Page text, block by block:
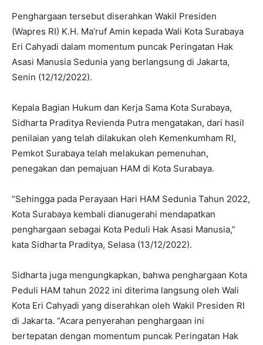
Penghargaan tersebut diserahkan Wakil Presiden
(Wapres RI) K.H. Ma’ruf Amin kepada Wali Kota Surabaya
Eri Cahyadi dalam momentum puncak Peringatan Hak
Asasi Manusia Sedunia yang berlangsung di Jakarta,
Senin (12/12/2022).
Kepala Bagian Hukum dan Kerja Sama Kota Surabaya,
Sidharta Praditya Revienda Putra mengatakan, dari hasil
penilaian yang telah dilakukan oleh Kemenkumham RI,
Pemkot Surabaya telah melakukan pemenuhan,
penegakan dan pemajuan HAM di Kota Surabaya.
“Sehingga pada Perayaan Hari HAM Sedunia Tahun 2022,
Kota Surabaya kembali dianugerahi mendapatkan
penghargaan sebagai Kota Peduli Hak Asasi Manusia,”
kata Sidharta Praditya, Selasa (13/12/2022).
Sidharta juga mengungkapkan, bahwa penghargaan Kota
Peduli HAM tahun 2022 ini diterima langsung oleh Wali
Kota Eri Cahyadi yang diserahkan oleh Wakil Presiden RI
di Jakarta. “Acara penyerahan penghargaan ini
bertepatan dengan momentum puncak Peringatan Hak